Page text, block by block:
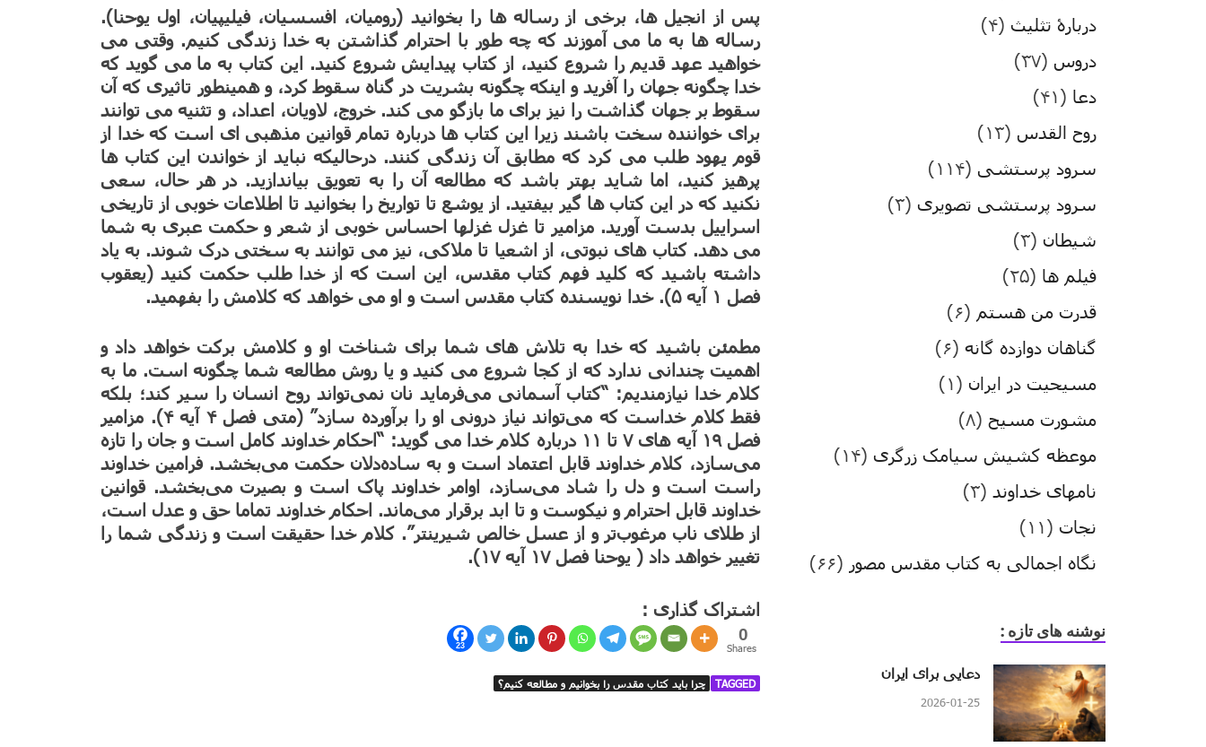
پس از انجیل ها، برخی از رساله ها را بخوانید (رومیان، افسسیان، فیلیپیان، اول یوحنا).
رساله ها به ما می آموزند که چه طور با احترام گذاشتن به خدا زندگی کنیم. وقتی می
خواهید عهد قدیم را شروع کنید، از کتاب پیدایش شروع کنید. این کتاب به ما می گوید که
خدا چگونه جهان را آفرید و اینکه چگونه بشریت در گناه سقوط کرد، و همینطور تاثیری که آن
سقوط بر جهان گذاشت را نیز برای ما بازگو می کند. خروج، لاویان، اعداد، و تثنیه می توانند
برای خواننده سخت باشند زیرا این کتاب ها درباره تمام قوانین مذهبی ای است که خدا از
قوم یهود طلب می کرد که مطابق آن زندگی کنند. درحالیکه نباید از خواندن این کتاب ها
پرهیز کنید، اما شاید بهتر باشد که مطالعه آن را به تعویق بیاندازید. در هر حال، سعی
نکنید که در این کتاب ها گیر بیفتید. از یوشع تا تواریخ را بخوانید تا اطلاعات خوبی از تاریخی
اسراییل بدست آورید. مزامیر تا غزل غزلها احساس خوبی از شعر و حکمت عبری به شما
می دهد. کتاب های نبوتی، از اشعیا تا ملاکی، نیز می توانند به سختی درک شوند. به یاد
داشته باشید که کلید فهم کتاب مقدس، این است که از خدا طلب حکمت کنید (یعقوب
فصل ۱ آیه ۵). خدا نویسنده کتاب مقدس است و او می خواهد که کلامش را بفهمید.
مطمئن باشید که خدا به تلاش های شما برای شناخت او و کلامش برکت خواهد داد و
اهمیت چندانی ندارد که از کجا شروع می کنید و یا روش مطالعه شما چگونه است. ما به
کلام خدا نیازمندیم: “کتاب آسمانی می‌فرماید نان نمی‌تواند روح انسان را سیر کند؛ بلکه
فقط کلام خداست که می‌تواند نیاز درونی او را برآورده سازد” (متی فصل ۴ آیه ۴). مزامیر
فصل ۱۹ آیه های ۷ تا ۱۱ درباره کلام خدا می گوید: “احکام خداوند کامل است و جان را تازه
می‌سازد، کلام خداوند قابل اعتماد است و به ساده‌دلان حکمت می‌بخشد. فرامین خداوند
راست است و دل را شاد می‌سازد، اوامر خداوند پاک است و بصیرت می‌بخشد. قوانین
خداوند قابل احترام و نیکوست و تا ابد برقرار می‌ماند. احکام خداوند تماما حق و عدل است،
از طلای ناب مرغوب‌تر و از عسل خالص شیرینتر”. کلام خدا حقیقت است و زندگی شما را
تغییر خواهد داد ( یوحنا فصل ۱۷ آیه ۱۷).
اشتراک گذاری :
23
0
Shares
TAGGED چرا باید کتاب مقدس را بخوانیم و مطالعه کنیم؟
دربارۀ تثلیث (۴)
دروس (۳۷)
دعا (۴۱)
روح القدس (۱۳)
سرود پرستشی (۱۱۴)
سرود پرستشی تصویری (۳)
شیطان (۳)
فیلم ها (۲۵)
قدرت من هستم (۶)
گناهان دوازده گانه (۶)
مسیحیت در ایران (۱)
مشورت مسیح (۸)
موعظه کشیش سیامک زرگری (۱۴)
نامهای خداوند (۳)
نجات (۱۱)
نگاه اجمالی به کتاب مقدس مصور (۶۶)
نوشنه های تازه :
دعایی برای ایران
2026-01-25